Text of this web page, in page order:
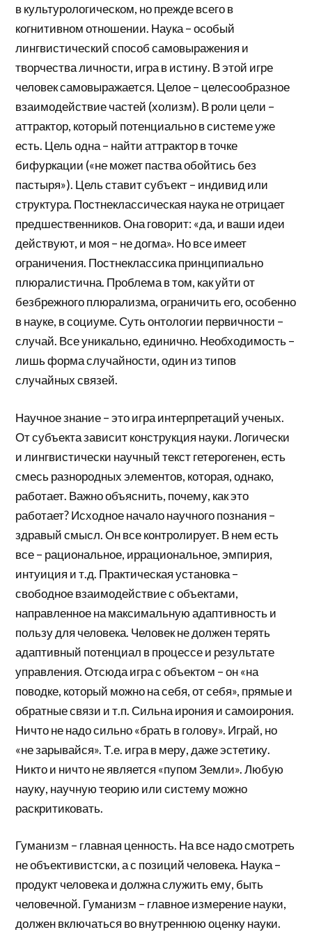
в культурологическом, но прежде всего в
когнитивном отношении. Наука – особый
лингвистический способ самовыражения и
творчества личности, игра в истину. В этой игре
человек самовыражается. Целое – целесообразное
взаимодействие частей (холизм). В роли цели –
аттрактор, который потенциально в системе уже
есть. Цель одна – найти аттрактор в точке
бифуркации («не может паства обойтись без
пастыря»). Цель ставит субъект – индивид или
структура. Постнеклассическая наука не отрицает
предшественников. Она говорит: «да, и ваши идеи
действуют, и моя – не догма». Но все имеет
ограничения. Постнеклассика принципиально
плюралистична. Проблема в том, как уйти от
безбрежного плюрализма, ограничить его, особенно
в науке, в социуме. Суть онтологии первичности –
случай. Все уникально, единично. Необходимость –
лишь форма случайности, один из типов
случайных связей.
Научное знание – это игра интерпретаций ученых.
От субъекта зависит конструкция науки. Логически
и лингвистически научный текст гетерогенен, есть
смесь разнородных элементов, которая, однако,
работает. Важно объяснить, почему, как это
работает? Исходное начало научного познания –
здравый смысл. Он все контролирует. В нем есть
все – рациональное, иррациональное, эмпирия,
интуиция и т.д. Практическая установка –
свободное взаимодействие с объектами,
направленное на максимальную адаптивность и
пользу для человека. Человек не должен терять
адаптивный потенциал в процессе и результате
управления. Отсюда игра с объектом – он «на
поводке, который можно на себя, от себя», прямые и
обратные связи и т.п. Сильна ирония и самоирония.
Ничто не надо сильно «брать в голову». Играй, но
«не зарывайся». Т.е. игра в меру, даже эстетику.
Никто и ничто не является «пупом Земли». Любую
науку, научную теорию или систему можно
раскритиковать.
Гуманизм – главная ценность. На все надо смотреть
не объективистски, а с позиций человека. Наука –
продукт человека и должна служить ему, быть
человечной. Гуманизм – главное измерение науки,
должен включаться во внутреннюю оценку науки.